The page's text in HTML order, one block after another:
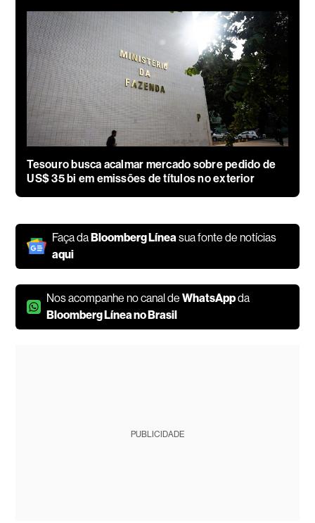
Tesouro busca acalmar mercado sobre pedido de
US$ 35 bi em emissões de títulos no exterior
Faça daBloomberg Línea sua fonte de notícias
aqui
Nos acompanhe no canal deWhatsAppda
Bloomberg Línea no Brasil
PUBLICIDADE